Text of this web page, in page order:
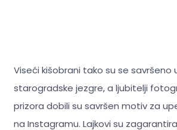
Viseći kišobrani tako su se savršeno
starogradske jezgre, a ljubitelji
prizora dobili su savršen motiv za
na Instagramu. Lajkovi su